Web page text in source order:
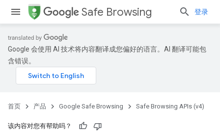
Safe Browsing 登录
Google 会使用 AI 技术将内容翻译成您偏好的语言。AI 翻译可能包
含错误。
首页 产品 Google Safe Browsing Safe Browsing APIs (v4)
该内容对您有帮助吗？